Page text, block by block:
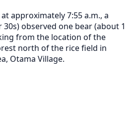
approximately 7:55 a.m., a
observed one bear (about 1
from the location of the
north of the rice field in
Otama Village.